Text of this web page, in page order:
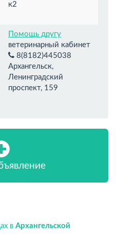
к2
Помощь другу
ветеринарный кабинет
8(8182)445038
Архангельск,
Ленинградский
проспект, 159
в Архангельской